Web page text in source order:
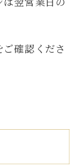
確認くださ